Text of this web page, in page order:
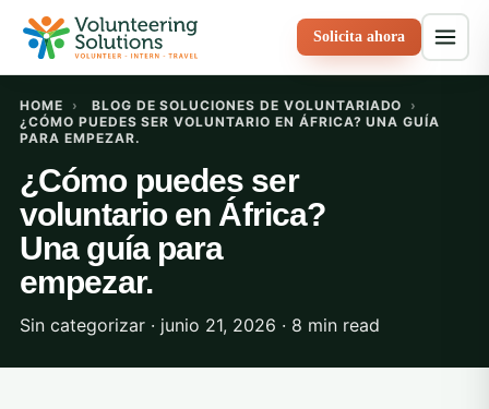
Solicita ahora
HOME › BLOG DE SOLUCIONES DE VOLUNTARIADO
›
¿CÓMO PUEDES SER VOLUNTARIO EN ÁFRICA? UNA GUÍA
PARA EMPEZAR.
¿Cómo puedes ser
voluntario en África?
Una guía para
empezar.
Sin categorizar · junio 21, 2026 · 8 min read